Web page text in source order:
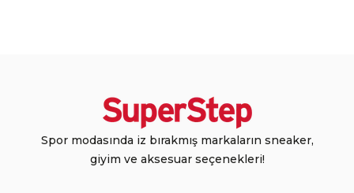
Spor modasında iz bırakmış markaların sneaker,
giyim ve aksesuar seçenekleri!